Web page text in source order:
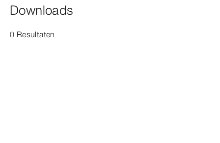
Downloads
0 Resultaten